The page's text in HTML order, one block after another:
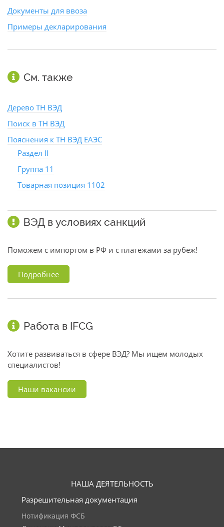
Документы для ввоза
Примеры декларирования
См. также
Дерево ТН ВЭД
Поиск в ТН ВЭД
Пояснения к ТН ВЭД ЕАЭС
Раздел II
Группа 11
Товарная позиция 1102
ВЭД в условиях санкций
Поможем с импортом в РФ и с платежами за рубеж!
Подробнее
Работа в IFCG
Хотите развиваться в сфере ВЭД? Мы ищем молодых
специалистов!
Наши вакансии
НАША ДЕЯТЕЛЬНОСТЬ
Разрешительная документация
Нотификация ФСБ